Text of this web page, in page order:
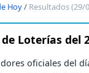
Hoy/ Resultados (29/
Loterías del
oficiales del